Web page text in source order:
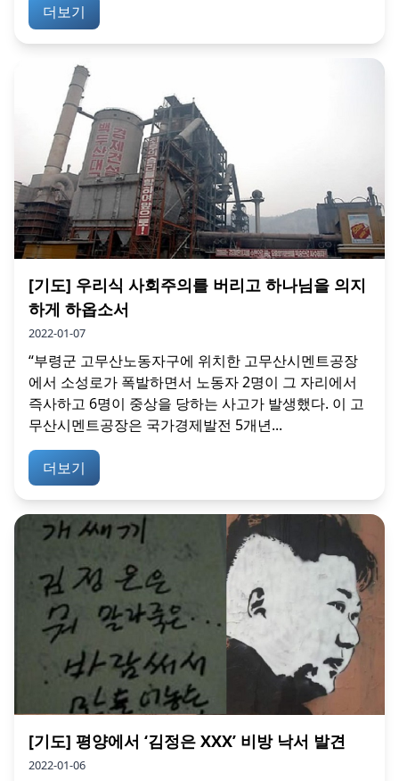
더보기
[기도] 우리식 사회주의를 버리고 하나님을 의지
하게 하옵소서
2022-01-07
“부령군 고무산노동자구에 위치한 고무산시멘트공장
에서 소성로가 폭발하면서 노동자 2명이 그 자리에서
즉사하고 6명이 중상을 당하는 사고가 발생했다. 이 고
무산시멘트공장은 국가경제발전 5개년...
더보기
[기도] 평양에서 ‘김정은 XXX’ 비방 낙서 발견
2022-01-06